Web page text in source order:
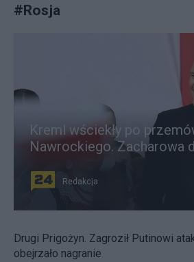
#Rosja
Kreml wściekły po
Nawrockiego. Zacharowa
Redakcja
Drugi Prigożyn. Zagroził Putinowi
obejrzało nagranie